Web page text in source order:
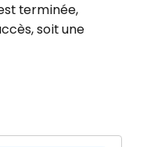
terminée,
soit une